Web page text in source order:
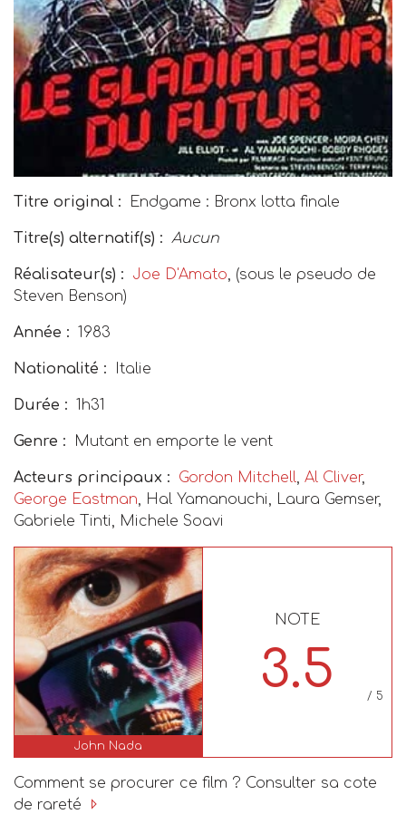
Titre original : Endgame : Bronx lotta finale
Titre(s) alternatif(s) : Aucun
Réalisateur(s) : Joe D'Amato, (sous le pseudo de
Steven Benson)
Année : 1983
Nationalité : Italie
Durée : 1h31
Genre : Mutant en emporte le vent
Acteurs principaux : Gordon Mitchell, Al Cliver,
George Eastman, Hal Yamanouchi, Laura Gemser,
Gabriele Tinti, Michele Soavi
John Nada
NOTE
3.5 / 5
Comment se procurer ce film ? Consulter sa cote
de rareté